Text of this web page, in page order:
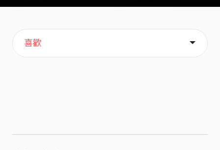
主頁
歌單
喜歡
關於